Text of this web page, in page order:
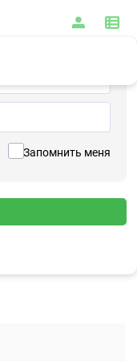
Запомнить меня
и автоматика /
/ Виброметры